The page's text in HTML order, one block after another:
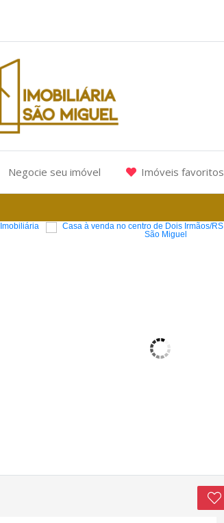
Negocie seu imóvel Imóveis favoritos